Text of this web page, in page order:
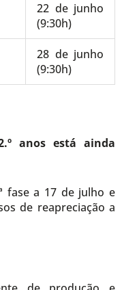
22 de junho
(9:30h)
28 de junho
(9:30h)
anos está ainda
fase a 17 de julho e
de reapreciação a